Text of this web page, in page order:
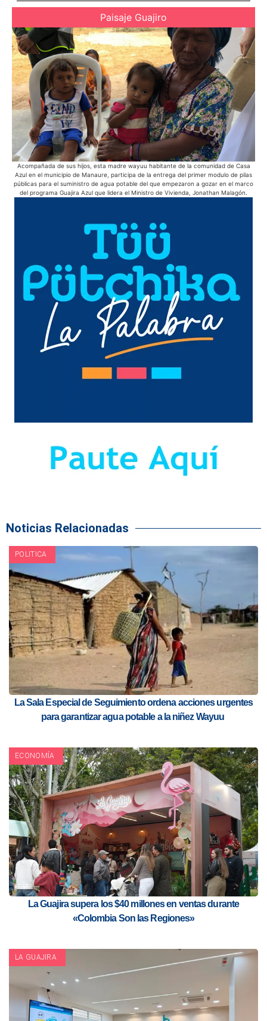
Paisaje Guajiro
Acompañada de sus hijos, esta madre wayuu habitante de la comunidad de Casa
Azul en el municipio de Manaure, participa de la entrega del primer modulo de pilas
públicas para el suministro de agua potable del que empezaron a gozar en el marco
del programa Guajira Azul que lidera el Ministro de Vivienda, Jonathan Malagón.
Noticias Relacionadas
POLITICA
La Sala Especial de Seguimiento ordena acciones urgentes
para garantizar agua potable a la niñez Wayuu
ECONOMÍA
La Guajira supera los $40 millones en ventas durante
«Colombia Son las Regiones»
LA GUAJIRA